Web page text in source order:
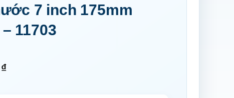
7 inch 175mm
11703
₫